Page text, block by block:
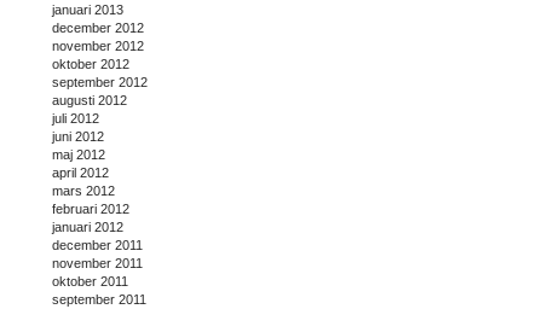
januari 2013
december 2012
november 2012
oktober 2012
september 2012
augusti 2012
juli 2012
juni 2012
maj 2012
april 2012
mars 2012
februari 2012
januari 2012
december 2011
november 2011
oktober 2011
september 2011